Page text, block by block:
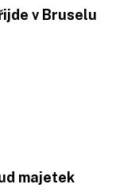
v Bruselu
majetek